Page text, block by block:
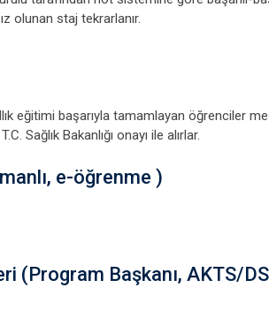
olunan staj tekrarlanır.
eğitimi başarıyla tamamlayan öğrenciler
Sağlık Bakanlığı onayı ile alırlar.
e-öğrenme )
(Program Başkanı, AKTS/